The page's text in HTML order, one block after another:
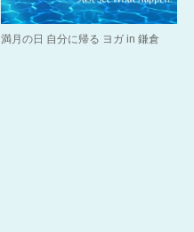
満月の日 自分に帰る ヨガ in 鎌倉